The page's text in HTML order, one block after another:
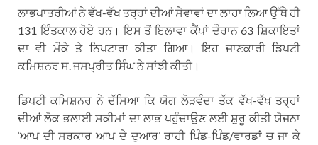
ਲਾਭਪਾਤਰੀਆਂ ਨੇ ਵੱਖ-ਵੱਖ ਤਰ੍ਹਾਂ ਦੀਆਂ ਸੇਵਾਵਾਂ ਦਾ ਲਾਹਾ ਲਿਆ ਉੱਥੇ ਹੀ
131 ਇੰਤਕਾਲ ਹੋਏ ਹਨ। ਇਸ ਤੋਂ ਇਲਾਵਾ ਕੈਂਪਾਂ ਦੌਰਾਨ 63 ਸ਼ਿਕਾਇਤਾਂ
ਦਾ ਵੀ ਮੌਕੇ ਤੇ ਨਿਪਟਾਰਾ ਕੀਤਾ ਗਿਆ। ਇਹ ਜਾਣਕਾਰੀ ਡਿਪਟੀ
ਕਮਿਸ਼ਨਰ ਸ. ਜਸਪ੍ਰੀਤ ਸਿੰਘ ਨੇ ਸਾਂਝੀ ਕੀਤੀ।
ਡਿਪਟੀ ਕਮਿਸ਼ਨਰ ਨੇ ਦੱਸਿਆ ਕਿ ਯੋਗ ਲੋੜਵੰਦਾ ਤੱਕ ਵੱਖ-ਵੱਖ ਤਰ੍ਹਾਂ
ਦੀਆਂ ਲੋਕ ਭਲਾਈ ਸਕੀਮਾਂ ਦਾ ਲਾਭ ਪਹੁੰਚਾਉਣ ਲਈ ਸ਼ੁਰੂ ਕੀਤੀ ਯੋਜਨਾ
‘ਆਪ ਦੀ ਸਰਕਾਰ ਆਪ ਦੇ ਦੁਆਰ’ ਰਾਹੀ ਪਿੰਡ-ਪਿੰਡ/ਵਾਰਡਾਂ ਚ ਜਾ ਕੇ